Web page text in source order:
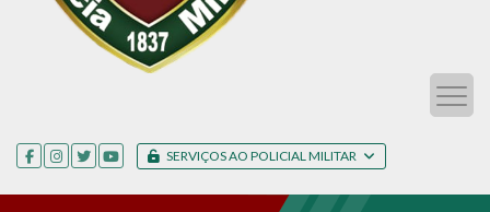
SERVIÇOS AO POLICIAL MILITAR